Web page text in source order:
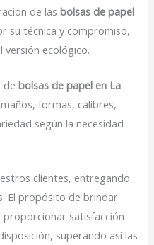
de lasbolsas de papel
su técnica y compromiso,
ecológico.
debolsas de papel en La
formas, calibres,
según la necesidad
clientes, entregando
El propósito de brindar
proporcionar satisfacción
superando así las